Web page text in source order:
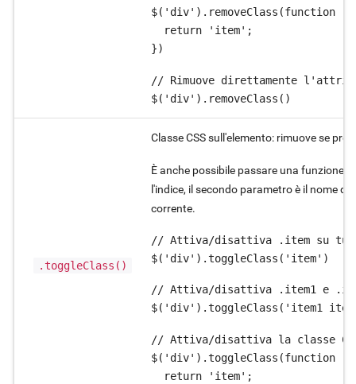
$('div').removeClass(function
  return 'item';
})
// Rimuove direttamente
$('div').removeClass()
.toggleClass()
Classe CSS sull'elemento: rimuove se
È anche possibile passare una funzione
l'indice, il secondo parametro è il nome
corrente.
// Attiva/disattiva .item su
$('div').toggleClass('item')
// Attiva/disattiva .item1 e
$('div').toggleClass('item1
// Attiva/disattiva la classe
$('div').toggleClass(function
  return 'item';